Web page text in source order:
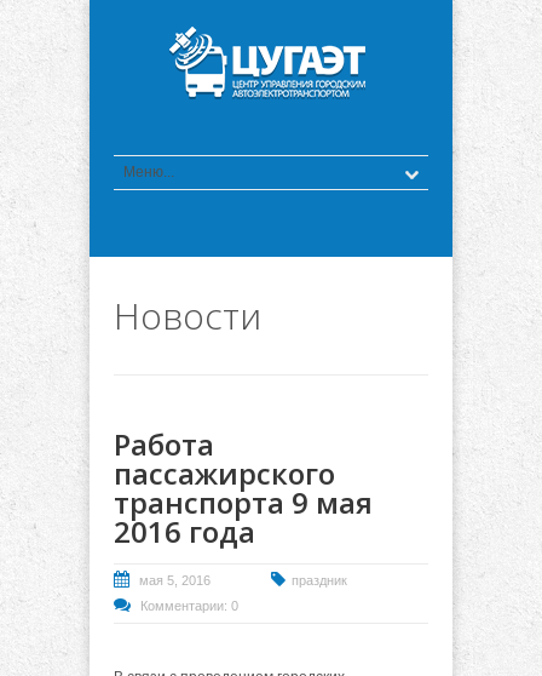
Новости
Работа
пассажирского
транспорта 9 мая
2016 года
мая 5, 2016
праздник
Комментарии: 0